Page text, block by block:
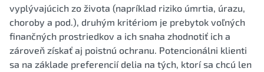
vyplývajúcich zo života (napríklad riziko úmrtia, úrazu,
choroby a pod.), druhým kritériom je prebytok voľných
finančných prostriedkov a ich snaha zhodnotiť ich a
zároveň získať aj poistnú ochranu. Potencionálni klienti
sa na základe preferencií delia na tých, ktorí sa chcú len